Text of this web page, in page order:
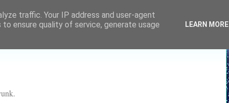
traffic. Your IP address and user-agent
ensure quality of service, generate usage
LEARN MORE